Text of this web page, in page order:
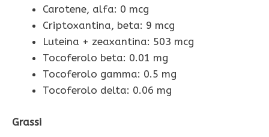
Carotene, alfa: 0 mcg
Criptoxantina, beta: 9 mcg
Luteina + zeaxantina: 503 mcg
Tocoferolo beta: 0.01 mg
Tocoferolo gamma: 0.5 mg
Tocoferolo delta: 0.06 mg
Grassi